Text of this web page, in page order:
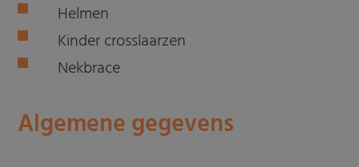
Helmen
Kinder crosslaarzen
Nekbrace
Algemene gegevens